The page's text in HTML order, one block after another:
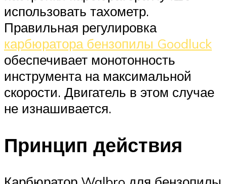
использовать тахометр.
Правильная регулировка
карбюратора бензопилы Goodluck
обеспечивает монотонность
инструмента на максимальной
скорости. Двигатель в этом случае
не изнашивается.
Принцип действия